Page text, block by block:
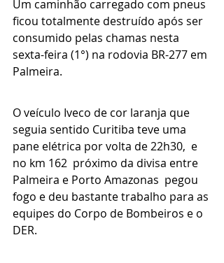
Um caminhão carregado com pneus
ficou totalmente destruído após ser
consumido pelas chamas nesta
sexta-feira (1°) na rodovia BR-277 em
Palmeira.
O veículo Iveco de cor laranja que
seguia sentido Curitiba teve uma
pane elétrica por volta de 22h30,  e
no km 162  próximo da divisa entre
Palmeira e Porto Amazonas  pegou
fogo e deu bastante trabalho para as
equipes do Corpo de Bombeiros e o
DER.